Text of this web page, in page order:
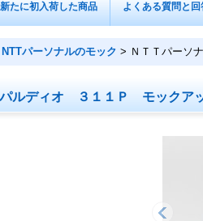
たに初入荷した商品 よくある質問と回
NTTパーソナルのモック > ＮＴＴパー
ルディオ ３１１Ｐ モックア